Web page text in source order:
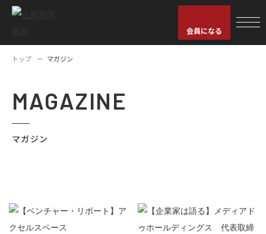
会員になる
トップ マガジン
MAGAZINE
マガジン